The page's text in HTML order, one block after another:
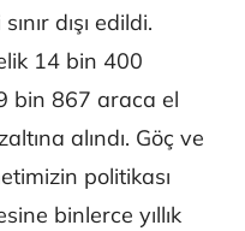
dışı edildi.
14 bin 400
bin 867 araca el
alındı. Göç ve
politikası
binlerce yıllık